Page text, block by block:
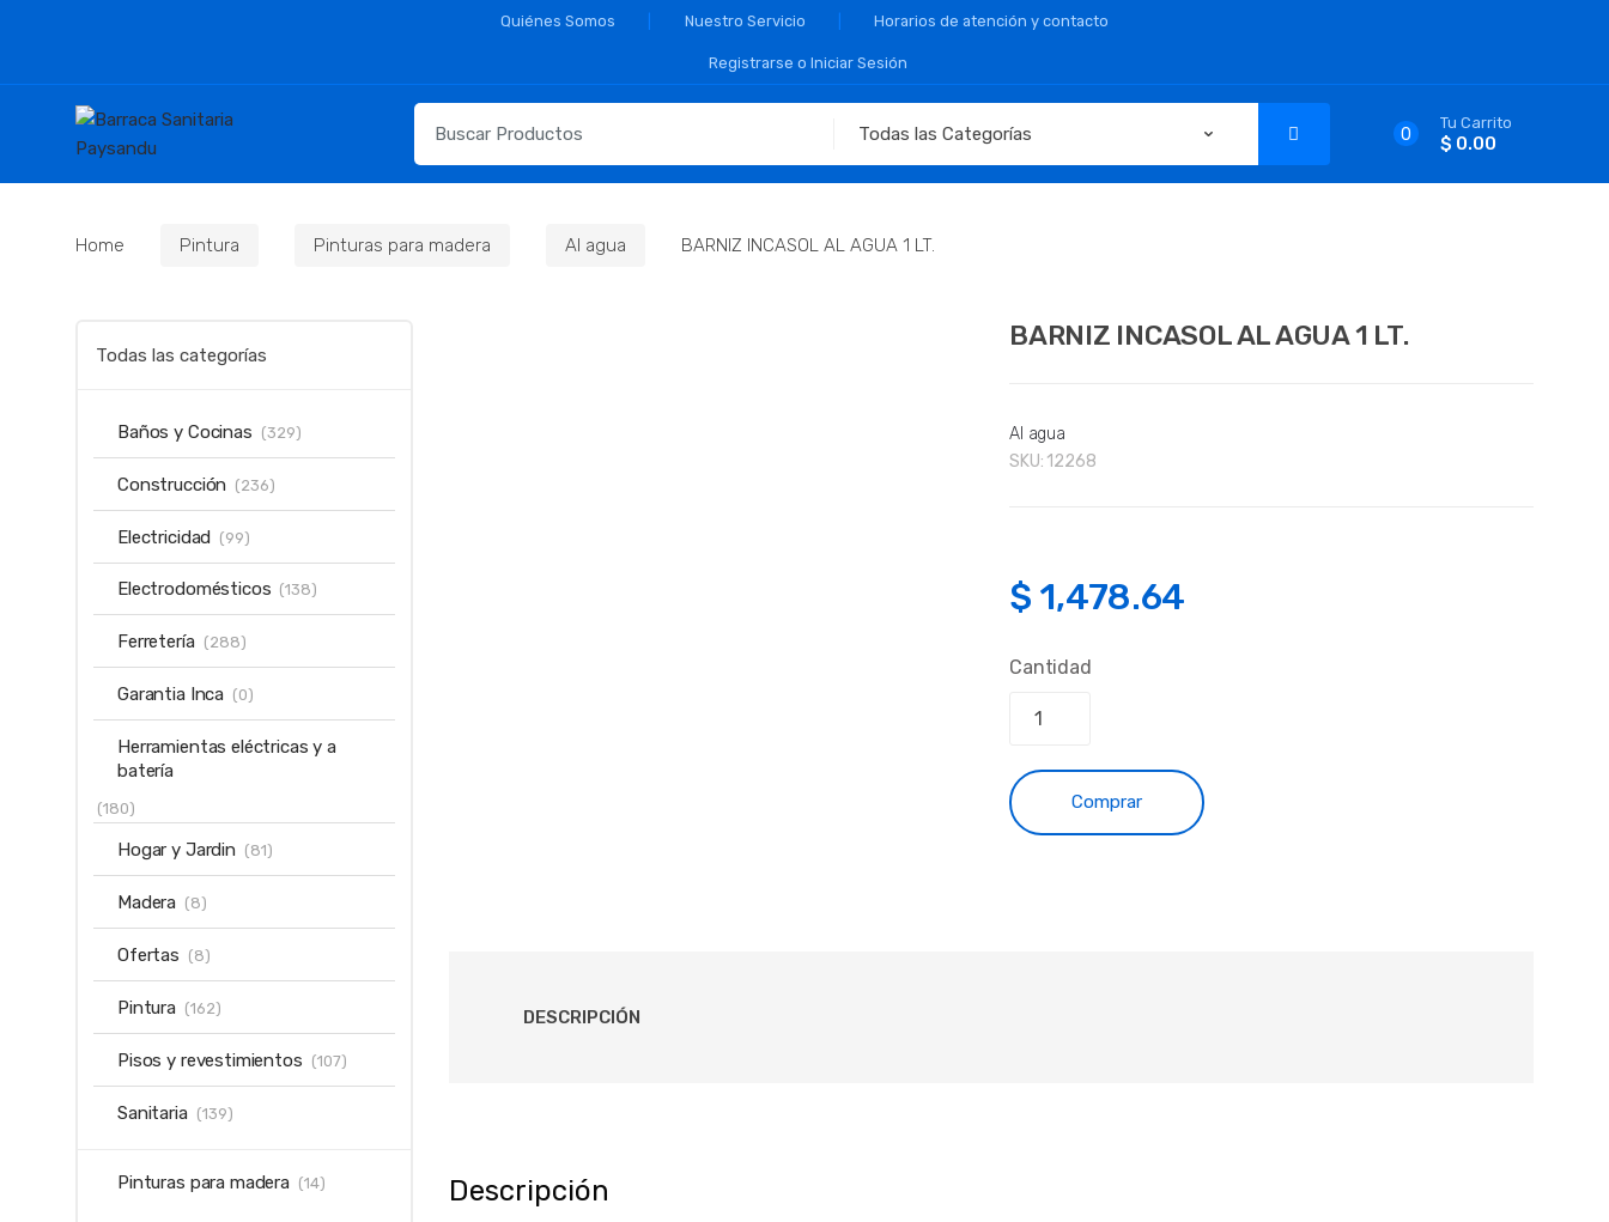
Quiénes Somos Nuestro Servicio Horarios de atención y contacto
Registrarse o Iniciar Sesión
para:
0
Tu Carrito
$ 0.00
Home Pintura Pinturas para madera Al agua BARNIZ INCASOL AL AGUA 1 LT.
BARNIZ INCASOL AL AGUA 1 LT.
Al agua
SKU: 12268
$ 1,478.64
Cantidad
Comprar
DESCRIPCIÓN
Descripción
Todas las categorías
Baños y Cocinas (329)
Construcción (236)
Electricidad (99)
Electrodomésticos (138)
Ferretería (288)
Garantia Inca (0)
Herramientas eléctricas y a
batería
(180)
Hogar y Jardin (81)
Madera (8)
Ofertas (8)
Pintura (162)
Pisos y revestimientos (107)
Sanitaria (139)
Pinturas para madera (14)